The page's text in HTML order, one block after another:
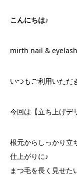
こんにちは♪
mirth nail &
いつもご利用いた
今回は【立ち上げデ
根元からしっかり立
仕上がりに♪
まつ毛を長く見せた